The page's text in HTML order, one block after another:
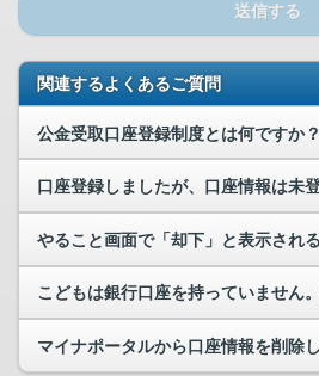
送信する
関連するよくあるご質問
公金受取口座登録制度とは何ですか？